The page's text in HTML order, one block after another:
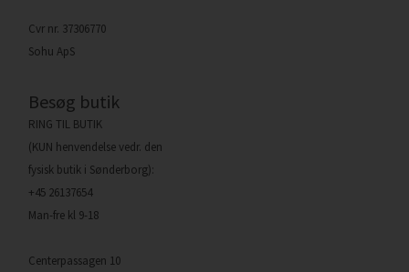
Cvr nr. 37306770
Sohu ApS
Besøg butik
RING TIL BUTIK
(KUN henvendelse vedr. den
fysisk butik i Sønderborg):
+45 26137654
Man-fre kl 9-18
Centerpassagen 10